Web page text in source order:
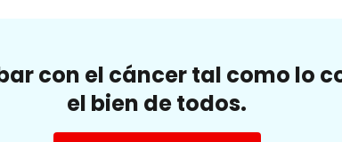
con el cáncer tal como lo
el bien de todos.